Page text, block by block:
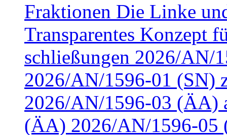
Fraktionen Die Linke
Transparentes Konzept
schließungen 2026/AN/
2026/AN/1596-01 (SN)
2026/AN/1596-03 (ÄA)
(ÄA) 2026/AN/1596-05